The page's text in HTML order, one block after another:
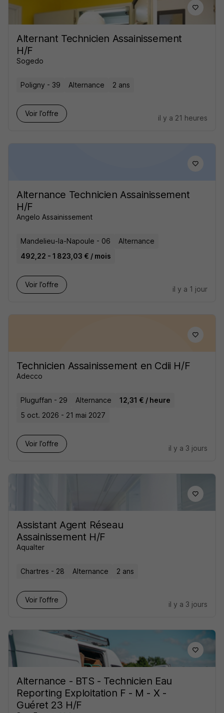
Alternant Technicien Assainissement
H/F
Sogedo
Poligny - 39 Alternance 2 ans
Voir l’offre
il y a 21 heures
Alternance Technicien Assainissement
H/F
Angelo Assainissement
Mandelieu-la-Napoule - 06
Alternance
492,22 - 1 823,03 € / mois
Voir l’offre
il y a 1 jour
Technicien Assainissement en Cdii H/F
Adecco
Pluguffan - 29 Alternance
12,31 € / heure
5 oct. 2026 - 21 mai 2027
Voir l’offre
il y a 3 jours
Assistant Agent Réseau
Assainissement H/F
Aqualter
Chartres - 28 Alternance 2 ans
Voir l’offre
il y a 3 jours
Alternance - BTS - Technicien Eau
Reporting Exploitation F - M - X -
Guéret 23 H/F